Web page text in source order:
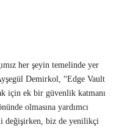
her şeyin temelinde yer
Demirkol, “Edge Vault
için ek bir güvenlik katmanı
olmasına yardımcı
değişirken, biz de yenilikçi